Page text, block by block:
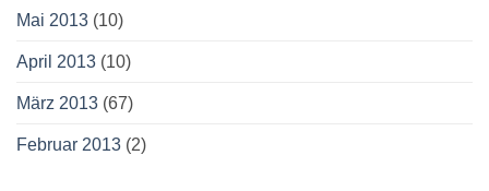
Mai 2013 (10)
April 2013 (10)
März 2013 (67)
Februar 2013 (2)